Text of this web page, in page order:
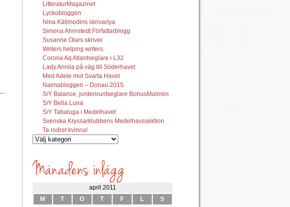
LitteraturMagazinet
Lyckobloggen
Nina Källmodins skrivarlya
Simona Ahrnstedt Författarblogg
Susanne Olars skriver
Writers helping writers
Corona Aq Atlantseglare i L32
Lady Annila på väg till Söderhavet
Med Adele mot Svarta Havet
Naimabloggen – Donau 2015
S/Y Balance, jordenruntseglare BohusMalmön
S/Y Bella Luna
S/Y Tabaluga i Medelhavet
Svenska Kryssarklubbens Medelhavssektion
Ta rodret kvinna!
Vilka
söks?
april 2011
M
T O T F L
S